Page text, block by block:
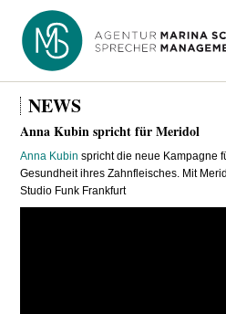
NEWS
Anna Kubin spricht für Meridol
Anna Kubin spricht die neue Kampagne
Gesundheit ihres Zahnfleisches. Mit
Studio Funk Frankfurt